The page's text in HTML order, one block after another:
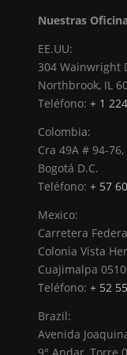
Nuestras
EE.UU:
304 Wainwright
Northbrook, IL
Teléfono:+ 1
Colombia:
Cra 49A # 94-
Bogotá D.C.
Teléfono:+ 57
Mexico:
Carretera
Colonia Vista
Cuajimalpa
Teléfono:+ 52
Brazil:
Avenida